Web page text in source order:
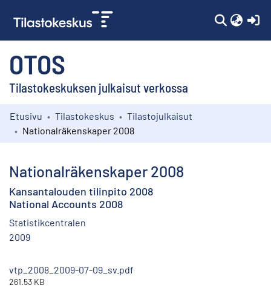
OTOS
Tilastokeskuksen julkaisut verkossa
Kokoelmat
Etusivu Tilastokeskus
Tilastojulkaisut
Nationalräkenskaper 2008
Nationalräkenskaper 2008
Kansantalouden tilinpito 2008
National Accounts 2008
Statistikcentralen
2009
vtp_2008_2009-07-09_sv.pdf
261.53 KB